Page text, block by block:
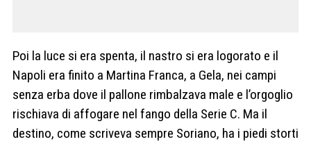
Poi la luce si era spenta, il nastro si era logorato e il
Napoli era finito a Martina Franca, a Gela, nei campi
senza erba dove il pallone rimbalzava male e l’orgoglio
rischiava di affogare nel fango della Serie C. Ma il
destino, come scriveva sempre Soriano, ha i piedi storti